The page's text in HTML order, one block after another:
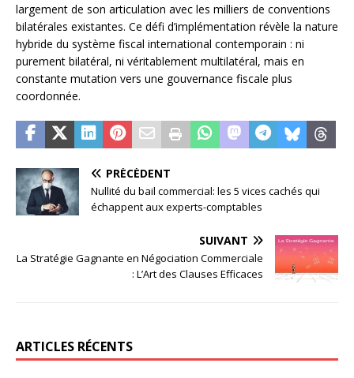
largement de son articulation avec les milliers de conventions
bilatérales existantes. Ce défi d’implémentation révèle la nature
hybride du système fiscal international contemporain : ni
purement bilatéral, ni véritablement multilatéral, mais en
constante mutation vers une gouvernance fiscale plus
coordonnée.
PRÉCÉDENT
Nullité du bail commercial: les 5 vices cachés qui
échappent aux experts-comptables
SUIVANT
La Stratégie Gagnante en Négociation Commerciale
: L’Art des Clauses Efficaces
ARTICLES RÉCENTS